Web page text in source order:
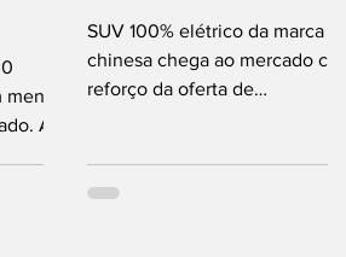
A
SUV 100% elétrico da marca
chinesa chega ao mercado com
reforço da oferta de